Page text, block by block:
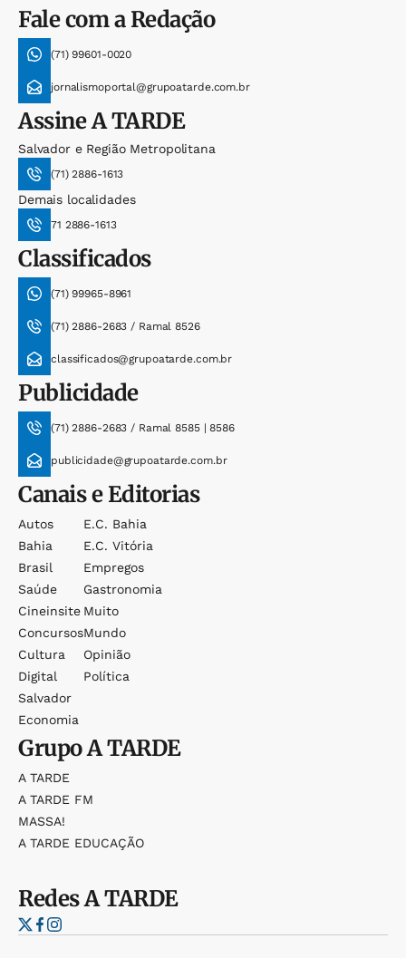
Fale com a Redação
(71) 99601-0020
jornalismoportal@grupoatarde.com.br
AssineA TARDE
Salvador e Região Metropolitana
(71) 2886-1613
Demais localidades
71 2886-1613
Classificados
(71) 99965-8961
(71) 2886-2683 / Ramal 8526
classificados@grupoatarde.com.br
Publicidade
(71) 2886-2683 / Ramal 8585 | 8586
publicidade@grupoatarde.com.br
Canais e Editorias
Autos
Bahia
Brasil
Saúde
Cineinsite
Concursos
Cultura
Digital
Salvador
Economia
E.c. Bahia
E.c. Vitória
Empregos
Gastronomia
Muito
Mundo
Opinião
Política
GrupoA TARDE
A TARDE
A TARDE FM
MASSA!
A TARDE EDUCAÇÃO
RedesA TARDE